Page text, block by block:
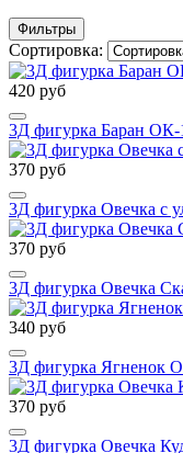
Фильтры
Сортировка:
420 руб
3Д фигурка Баран ОК-
370 руб
3Д фигурка Овечка с
370 руб
3Д фигурка Овечка
340 руб
3Д фигурка Ягненок
370 руб
3Д фигурка Овечка